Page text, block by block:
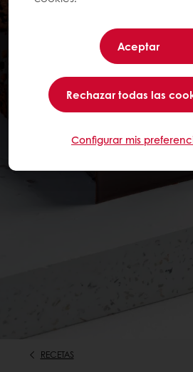
RECETAS
Aceptar
Rechazar todas las
Configurar mis